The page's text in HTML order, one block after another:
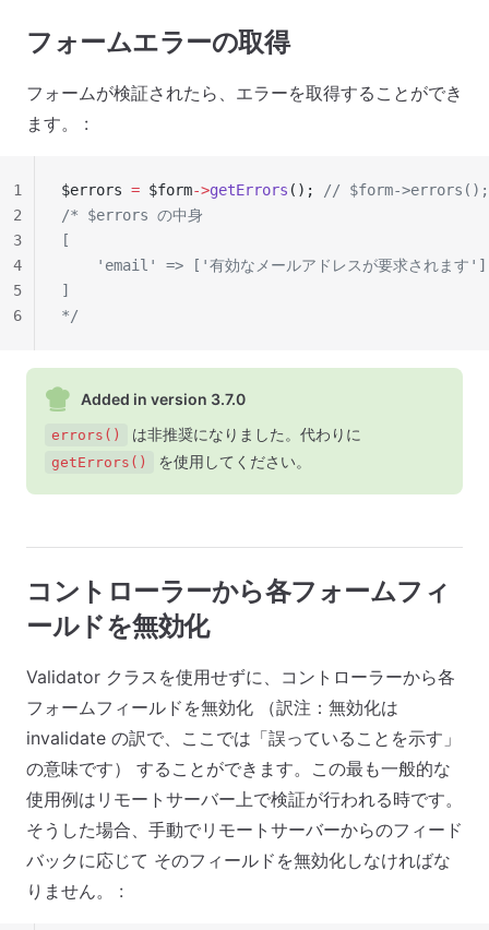
フォームエラーの取得
フォームが検証されたら、エラーを取得することができ
ます。 :
$errors = $form->getErrors ();
// $form->errors();
/* $errors の中身
[
    'email' => ['有効なメールアドレスが要求されます']
]
*/
1
2
3
4
5
6
Added in version 3.7.0
errors() は非推奨になりました。代わりに
getErrors() を使用してください。
コントローラーから各フォームフィ
ールドを無効化
Validator クラスを使用せずに、コントローラーから各
フォームフィールドを無効化 （訳注：無効化は
invalidate の訳で、ここでは「誤っていることを示す」
の意味です） することができます。この最も一般的な
使用例はリモートサーバー上で検証が行われる時です。
そうした場合、手動でリモートサーバーからのフィード
バックに応じて そのフィールドを無効化しなければな
りません。 :